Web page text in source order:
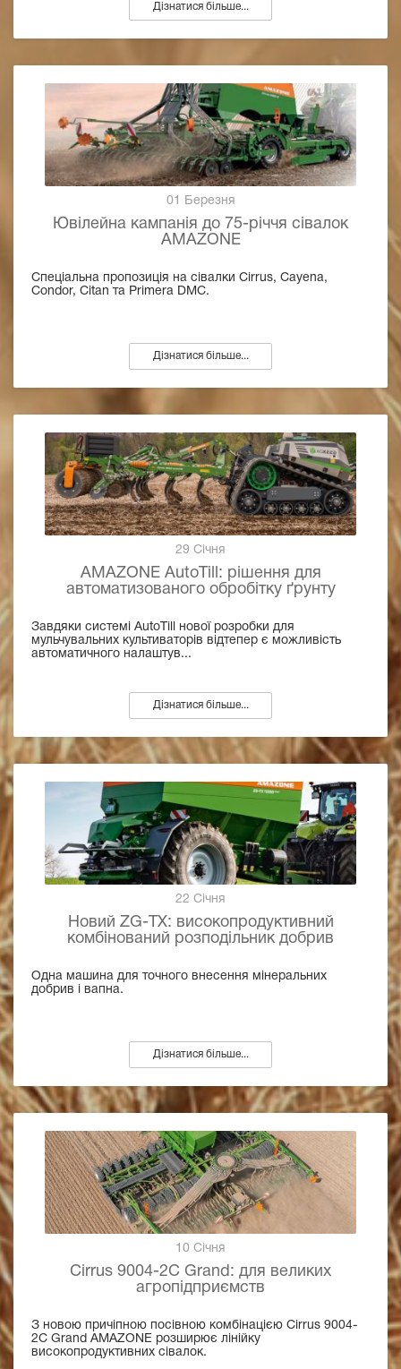
Дізнатися більше...
01 Березня
Ювілейна кампанія до 75-річчя сівалок
AMAZONE
Спеціальна пропозиція на сівалки Cirrus, Cayena,
Condor, Citan та Primera DMC.
Дізнатися більше...
29 Січня
AMAZONE AutoTill: рішення для
автоматизованого обробітку ґрунту
Завдяки системі AutoTill нової розробки для
мульчувальних культиваторів відтепер є можливість
автоматичного налаштув...
Дізнатися більше...
22 Січня
Новий ZG-TX: високопродуктивний
комбінований розподільник добрив
Одна машина для точного внесення мінеральних
добрив і вапна.
Дізнатися більше...
10 Січня
Cirrus 9004-2C Grand: для великих
агропідприємств
З новою причіпною посівною комбінацією Cirrus 9004-
2C Grand AMAZONE розширює лінійку
високопродуктивних сівалок.